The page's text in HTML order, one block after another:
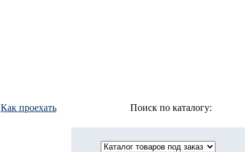
Как проехать Поиск по каталогу: